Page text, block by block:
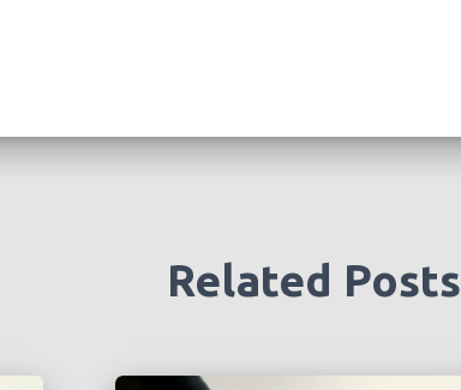
Related Posts